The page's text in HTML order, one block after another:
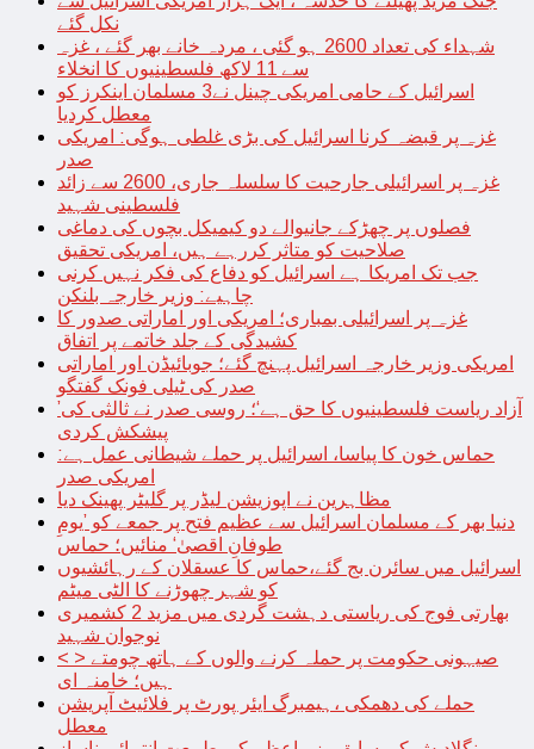
نکل گئے
شہداء کی تعداد 2600 ہو گئی ، مردہ خانے بھر گئے ، غزہ
سے 11 لاکھ فلسطینیوں کا انخلاء
اسرائیل کے حامی امریکی چینل نے3 مسلمان اینکرز کو
معطل کردیا
غزہ پر قبضہ کرنا اسرائیل کی بڑی غلطی ہوگی: امریکی
صدر
غزہ پر اسرائیلی جارحیت کا سلسلہ جاری، 2600 سے زائد
فلسطینی شہید
فصلوں پر چھڑکے جانیوالے دو کیمیکل بچوں کی دماغی
صلاحیت کو متاثر کررہے ہیں، امریکی تحقیق
جب تک امریکا ہے اسرائیل کو دفاع کی فکر نہیں کرنی
چاہیے: وزیر خارجہ بلنکن
غزہ پر اسرائیلی بمباری؛ امریکی اور اماراتی صدور کا
کشیدگی کے جلد خاتمے پر اتفاق
امریکی وزیر خارجہ اسرائیل پہنچ گئے؛ جوبائیڈن اور اماراتی
صدر کی ٹیلی فونک گفتگو
’آزاد ریاست فلسطینیوں کا حق ہے‘؛ روسی صدر نے ثالثی کی
پیشکش کردی
حماس خون کا پیاسا، اسرائیل پر حملے شیطانی عمل ہے:
امریکی صدر
مظاہرین نے اپوزیشن لیڈر پر گلیٹر پھینک دیا
دنیا بھر کے مسلمان اسرائیل سے عظیم فتح پر جمعے کو ’یومِ
طوفانِ اقصیٰ‘ منائیں؛ حماس
اسرائیل میں سائرن بج گئے،حماس کا عسقلان کے رہائشیوں
کو شہر چھوڑنے کا الٹی میٹم
بھارتی فوج کی ریاستی دہشت گردی میں مزید 2 کشمیری
نوجوان شہید
< > صیہونی حکومت پر حملہ کرنے والوں کے ہاتھ چومتے
ہیں؛ خامنہ ای
حملے کی دھمکی ،ہیمبرگ ایئر پورٹ پر فلائیٹ آپریشن
معطل